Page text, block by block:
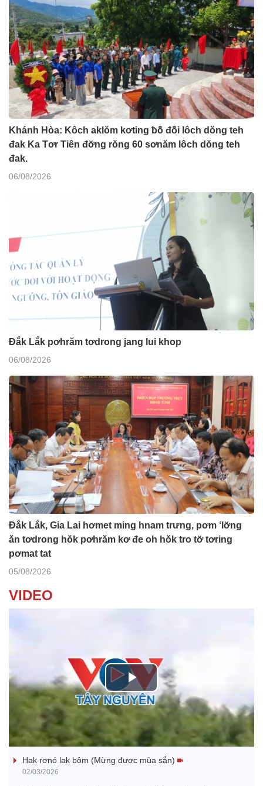
Khánh Hòa: Kôch aklŏm kơting ƀô̆ đô̆i lôch dŏng teh
đak Ka Tơr Tiên đơ̆ng rŏng 60 sơnăm lôch dŏng teh
đak.
06/08/2026
Đắk Lắk pơhrăm tơdrong jang lui khop
06/08/2026
Đắk Lắk, Gia Lai hơmet ming hnam trưng, pơm ‘lơ̆ng
ăn tơdrong hŏk pơhrăm kơ đe oh hŏk tro tơ̆ tơring
pơmat tat
05/08/2026
VIDEO
P
a
Nhớ bạn
Hak rơnó lak bôm (Mừng được mùa sắn)
02/03/2026